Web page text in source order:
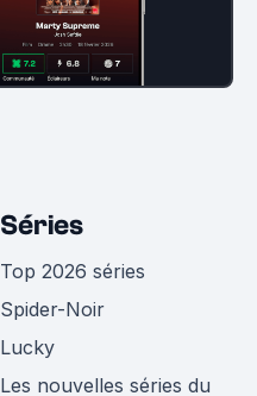
Séries
Top 2026 séries
Spider-Noir
Lucky
Les nouvelles séries du